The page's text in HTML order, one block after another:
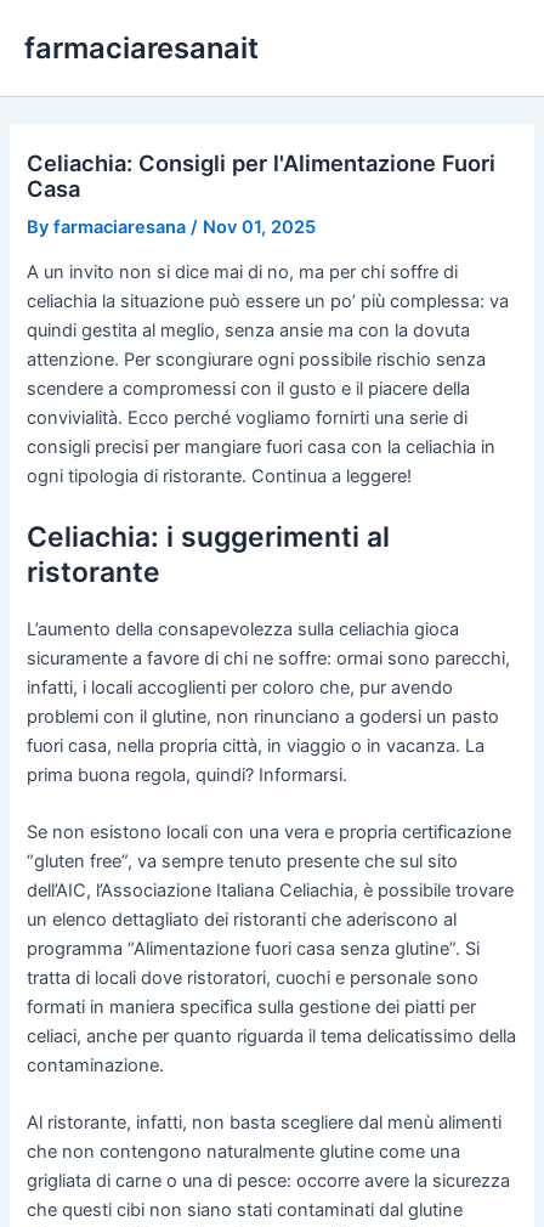
farmaciaresanait
Celiachia: Consigli per l'Alimentazione Fuori
Casa
Byfarmaciaresana / Nov 01, 2025
A un invito non si dice mai di no, ma per chi soffre di
celiachia la situazione può essere un po’ più complessa: va
quindi gestita al meglio, senza ansie ma con la dovuta
attenzione. Per scongiurare ogni possibile rischio senza
scendere a compromessi con il gusto e il piacere della
convivialità. Ecco perché vogliamo fornirti una serie di
consigli precisi per mangiare fuori casa con la celiachia in
ogni tipologia di ristorante. Continua a leggere!
Celiachia: i suggerimenti al
ristorante
L’aumento della consapevolezza sulla celiachia gioca
sicuramente a favore di chi ne soffre: ormai sono parecchi,
infatti, i locali accoglienti per coloro che, pur avendo
problemi con il glutine, non rinunciano a godersi un pasto
fuori casa, nella propria città, in viaggio o in vacanza. La
prima buona regola, quindi? Informarsi.
Se non esistono locali con una vera e propria certificazione
“gluten free”, va sempre tenuto presente che sul sito
dell’AIC, l’Associazione Italiana Celiachia, è possibile trovare
un elenco dettagliato dei ristoranti che aderiscono al
programma “Alimentazione fuori casa senza glutine”. Si
tratta di locali dove ristoratori, cuochi e personale sono
formati in maniera specifica sulla gestione dei piatti per
celiaci, anche per quanto riguarda il tema delicatissimo della
contaminazione.
Al ristorante, infatti, non basta scegliere dal menù alimenti
che non contengono naturalmente glutine come una
grigliata di carne o una di pesce: occorre avere la sicurezza
che questi cibi non siano stati contaminati dal glutine